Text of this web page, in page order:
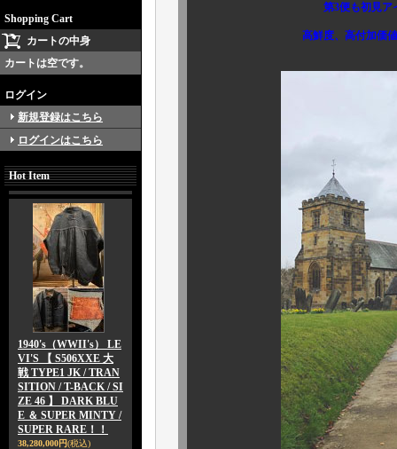
Shopping Cart
カートの中身
カートは空です。
ログイン
新規登録はこちら
ログインはこちら
Hot Item
1940's（WWII's） LE
VI'S 【 S506XXE 大
戦 TYPE1 JK / TRAN
SITION / T-BACK / SI
ZE 46 】 DARK BLU
E ＆ SUPER MINTY /
SUPER RARE！！
38,280,000円(税込)
第3便も初見ア
高鮮度、高付加価値アイテム